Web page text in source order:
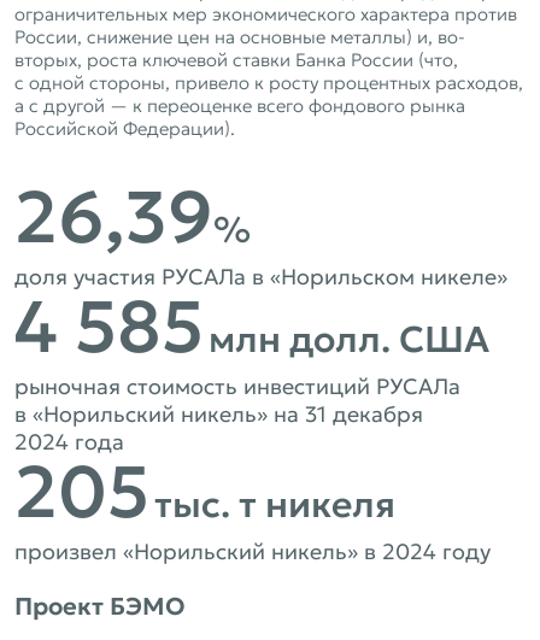
ограничительных мер экономического характера против
России, снижение цен на основные металлы) и, во-
вторых, роста ключевой ставки Банка России (что,
с одной стороны, привело к росту процентных расходов,
а с другой — к переоценке всего фондового рынка
Российской Федерации).
26,39%
доля участия РУСАЛа в «Норильском никеле»
4 585 млн долл. США
рыночная стоимость инвестиций РУСАЛа
в «Норильский никель» на 31 декабря
2024 года
205тыс. т никеля
произвел «Норильский никель» в 2024 году
Проект БЭМО